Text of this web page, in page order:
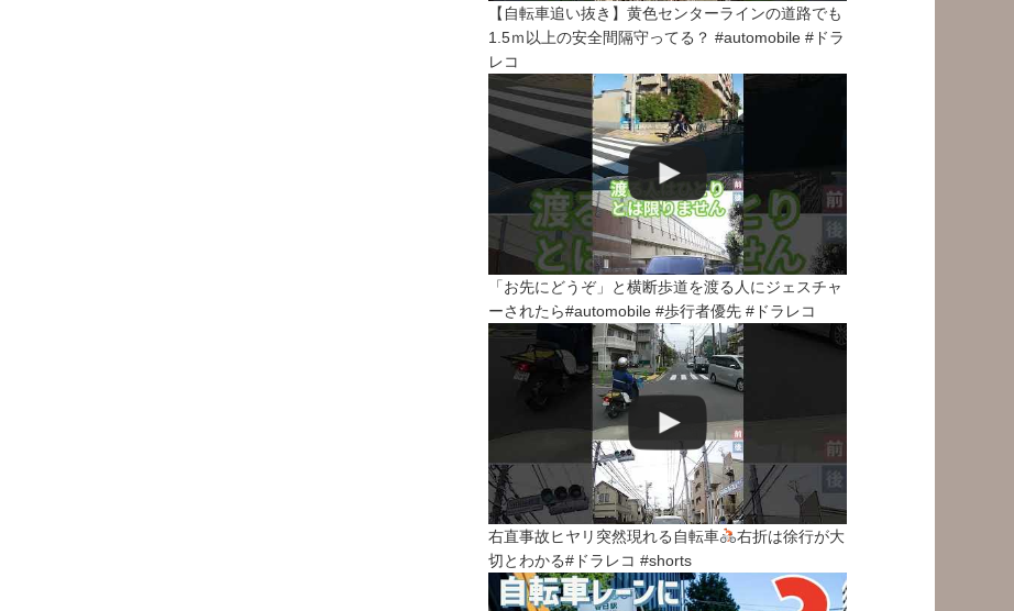
【自転車追い抜き】黄色センターラインの道路でも
1.5ｍ以上の安全間隔守ってる？ #automobile #ドラ
レコ
「お先にどうぞ」と横断歩道を渡る人にジェスチャ
ーされたら#automobile #歩行者優先 #ドラレコ
右直事故ヒヤリ突然現れる自転車
右折は徐行が大
切とわかる#ドラレコ #shorts